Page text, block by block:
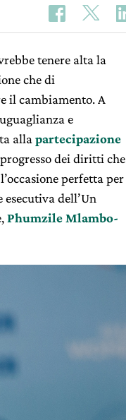
tenere alta la
che di
il cambiamento. A
e
alla partecipazione
dei diritti che
perfetta per
dell’Un
Phumzile Mlambo-